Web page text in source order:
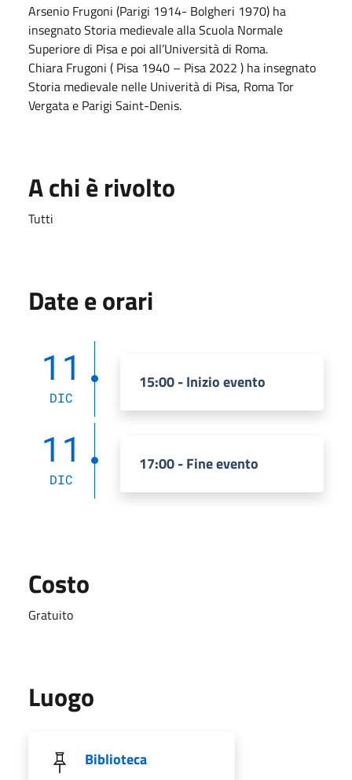
Arsenio Frugoni (Parigi 1914- Bolgheri 1970) ha
insegnato Storia medievale alla Scuola Normale
Superiore di Pisa e poi all’Università di Roma.
Chiara Frugoni ( Pisa 1940 – Pisa 2022 ) ha insegnato
Storia medievale nelle Univerità di Pisa, Roma Tor
Vergata e Parigi Saint-Denis.
A chi è rivolto
Tutti
Date e orari
11
DIC
15:00 - Inizio evento
11
DIC
17:00 - Fine evento
Costo
Gratuito
Luogo
Biblioteca